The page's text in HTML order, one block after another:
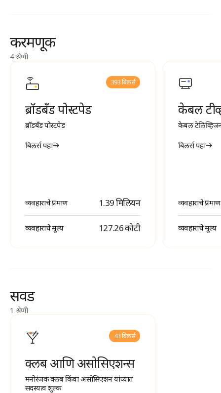
करमणूक
4 श्रेणी
393 बिलर्स
ब्रॉडबँड पोस्टपेड
ब्रॉडबँड पोस्टपेड
बिलर्स पहा
व्यवहाराचे प्रमाण 1.39 मिलियन
व्यवहाराचे मूल्य ₹ 127.26 कोटी
केबल
केबल
बिलर्स पहा
व्यवहाराचे प्रमाण
व्यवहाराचे मूल्य
सवड
1 श्रेणी
43 बिलर्स
क्लब आणि असोसिएशन्स
मनोरंजक क्लब किंवा असोसिएशन यांच्यात
सदस्यत्व शुल्क